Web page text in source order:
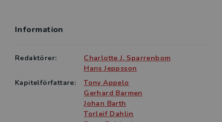
Information
Redaktörer:
Charlotte J. Sparrenbom
Hans Jeppsson
Kapitelförfattare:
Tony Appelo
Gerhard Barmen
Johan Barth
Torleif Dahlin